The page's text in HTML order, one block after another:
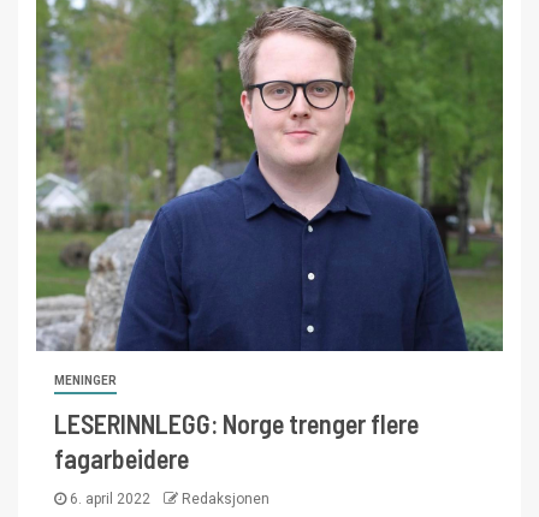
MENINGER
LESERINNLEGG: Norge trenger flere
fagarbeidere
6. april 2022 Redaksjonen